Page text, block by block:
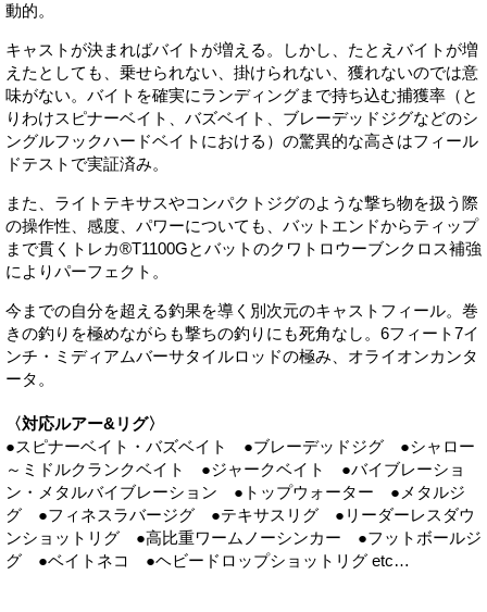
動的。
キャストが決まればバイトが増える。しかし、たとえバイトが増
えたとしても、乗せられない、掛けられない、獲れないのでは意
味がない。バイトを確実にランディングまで持ち込む捕獲率（と
りわけスピナーベイト、バズベイト、ブレーデッドジグなどのシ
ングルフックハードベイトにおける）の驚異的な高さはフィール
ドテストで実証済み。
また、ライトテキサスやコンパクトジグのような撃ち物を扱う際
の操作性、感度、パワーについても、バットエンドからティップ
まで貫くトレカ®T1100Gとバットのクワトロウーブンクロス補強
によりパーフェクト。
今までの自分を超える釣果を導く別次元のキャストフィール。巻
きの釣りを極めながらも撃ちの釣りにも死角なし。6フィート7イ
ンチ・ミディアムバーサタイルロッドの極み、オライオンカンタ
ータ。
〈対応ルアー&リグ〉
●スピナーベイト・バズベイト ●ブレーデッドジグ ●シャロー
～ミドルクランクベイト ●ジャークベイト ●バイブレーショ
ン・メタルバイブレーション ●トップウォーター ●メタルジ
グ ●フィネスラバージグ ●テキサスリグ ●リーダーレスダウ
ンショットリグ ●高比重ワームノーシンカー ●フットボールジ
グ ●ベイトネコ ●ヘビードロップショットリグ etc…